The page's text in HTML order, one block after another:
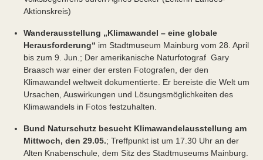
Aktionskreis)
Wanderausstellung „Klimawandel – eine globale
Herausforderung“ im Stadtmuseum Mainburg vom 28. April
bis zum 9. Jun.; Der amerikanische Naturfotograf Gary
Braasch war einer der ersten Fotografen, der den
Klimawandel weltweit dokumentierte. Er bereiste die Welt um
Ursachen, Auswirkungen und Lösungsmöglichkeiten des
Klimawandels in Fotos festzuhalten.
Bund Naturschutz besucht Klimawandelausstellung am
Mittwoch, den 29.05.; Treffpunkt ist um 17.30 Uhr an der
Alten Knabenschule, dem Sitz des Stadtmuseums Mainburg.